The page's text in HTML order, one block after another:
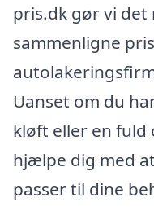
pris.dk gør vi
sammenligne
Uanset om du
kløft eller en fuld
hjælpe dig med
passer til dine